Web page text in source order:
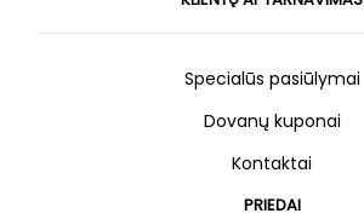
Specialūs pasiūlymai
Dovanų kuponai
Kontaktai
PRIEDAI